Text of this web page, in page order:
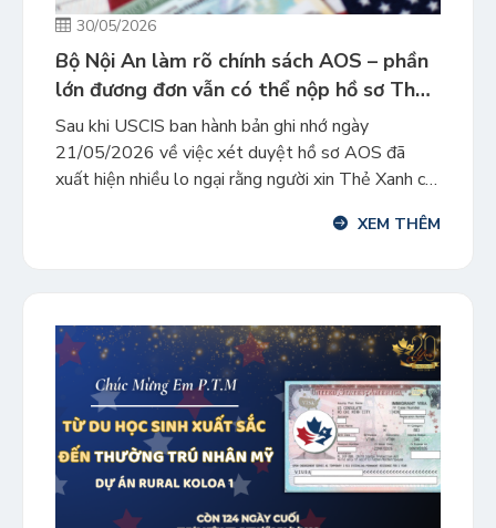
30/05/2026
Bộ Nội An làm rõ chính sách AOS – phần
lớn đương đơn vẫn có thể nộp hồ sơ Thẻ
Xanh tại Mỹ
Sau khi USCIS ban hành bản ghi nhớ ngày
21/05/2026 về việc xét duyệt hồ sơ AOS đã
xuất hiện nhiều lo ngại rằng người xin Thẻ Xanh có
tại. Tuy nhiên, trong thông báo mới nhất ngàyXEM THÊM